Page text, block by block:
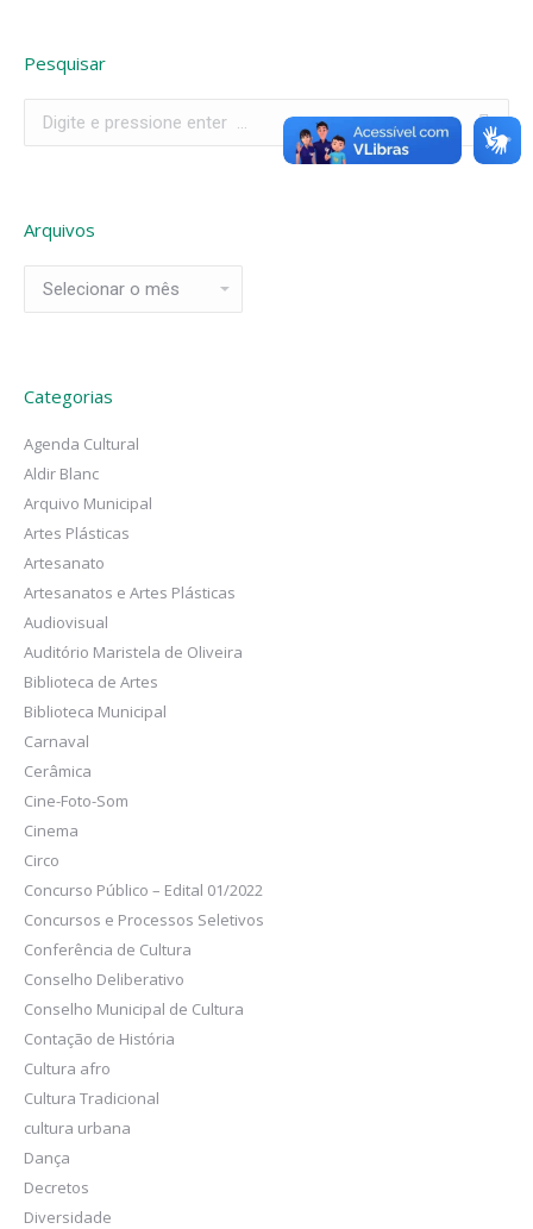
Pesquisar
Arquivos
Categorias
Agenda Cultural
Aldir Blanc
Arquivo Municipal
Artes Plásticas
Artesanato
Artesanatos e Artes Plásticas
Audiovisual
Auditório Maristela de Oliveira
Biblioteca de Artes
Biblioteca Municipal
Carnaval
Cerâmica
Cine-Foto-Som
Cinema
Circo
Concurso Público – Edital 01/2022
Concursos e Processos Seletivos
Conferência de Cultura
Conselho Deliberativo
Conselho Municipal de Cultura
Contação de História
Cultura afro
Cultura Tradicional
cultura urbana
Dança
Decretos
Diversidade